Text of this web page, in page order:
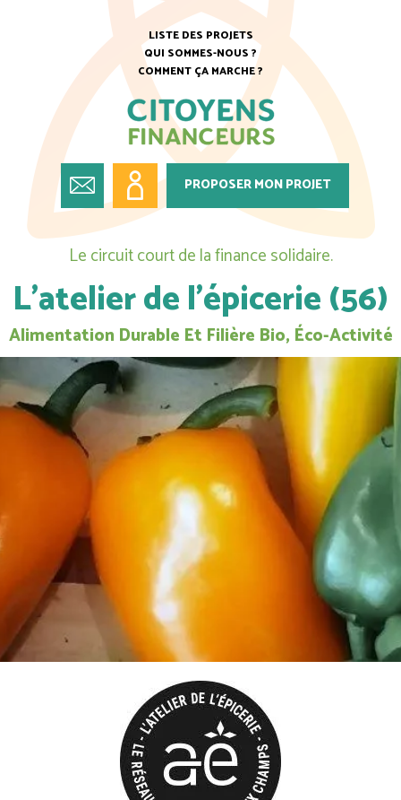
LISTE DES PROJETS
QUI SOMMES-NOUS ?
COMMENT ÇA MARCHE ?
PROPOSER MON PROJET
Le circuit court de la finance solidaire.
L’atelier de l’épicerie (56)
Alimentation Durable Et Filière Bio, Éco-Activité